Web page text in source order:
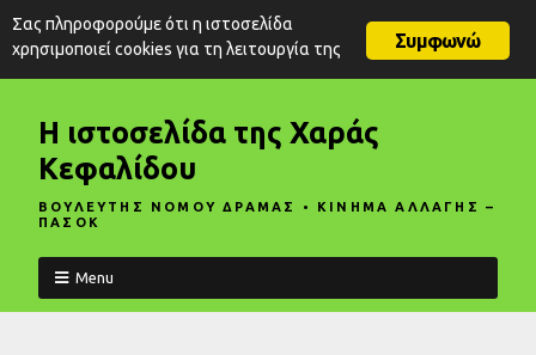
Η ιστοσελίδα της Χαράς
Κεφαλίδου
ΒΟΥΛΕΥΤΗΣ ΝΟΜΟΥ ΔΡΑΜΑΣ • ΚΙΝΗΜΑ ΑΛΛΑΓΗΣ –
ΠΑΣΟΚ
Menu
Συμφωνώ
Σας πληροφορούμε ότι η ιστοσελίδα
χρησιμοποιεί cookies για τη λειτουργία της